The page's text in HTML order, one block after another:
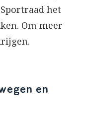
het
Om meer
en